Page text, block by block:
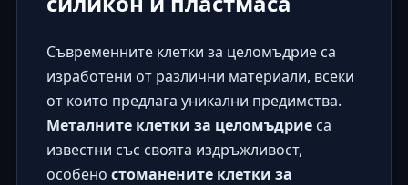
Съвременните клетки за целомъдрие са
изработени от различни материали, всеки
от които предлага уникални предимства.
Металните клетки за целомъдриеса
известни със своята издръжливост,
особено стоманените клетки за